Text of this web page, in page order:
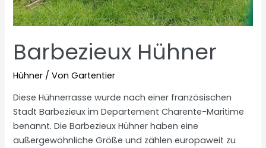
Barbezieux Hühner
Hühner / VonGartentier
Diese Hühnerrasse wurde nach einer französischen
Stadt Barbezieux im Departement Charente-Maritime
benannt. Die Barbezieux Hühner haben eine
außergewöhnliche Größe und zählen europaweit zu